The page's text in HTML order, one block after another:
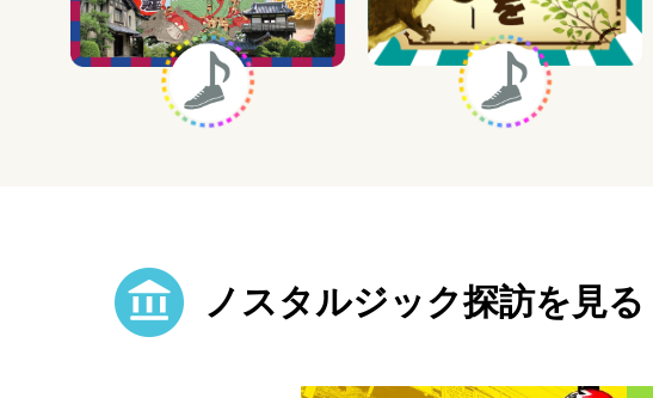
ノスタルジック探訪を見る